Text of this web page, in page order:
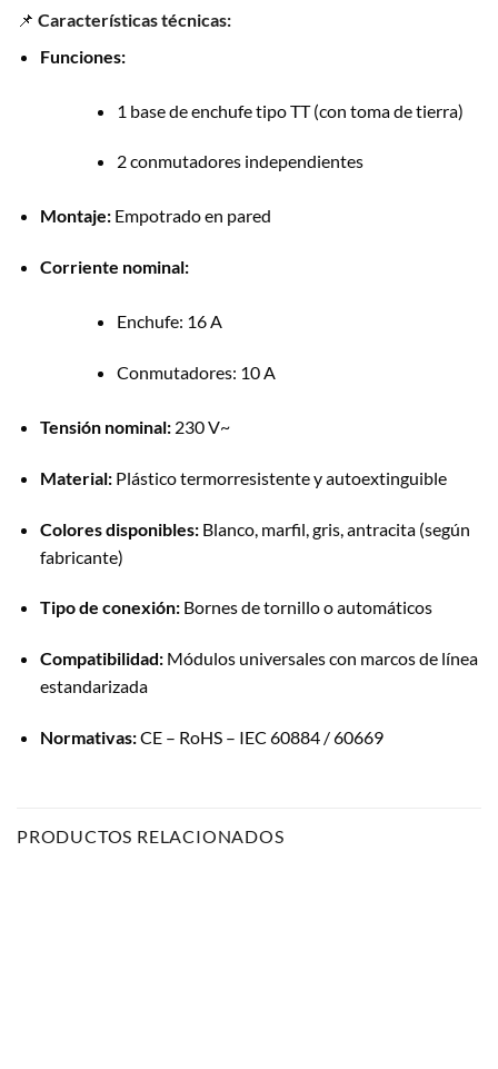
📌 Características técnicas:
Funciones:
1 base de enchufe tipo TT (con toma de tierra)
2 conmutadores independientes
Montaje:Empotrado en pared
Corriente nominal:
Enchufe: 16 A
Conmutadores: 10 A
Tensión nominal:230 V~
Material:Plástico termorresistente y autoextinguible
Colores disponibles:Blanco, marfil, gris, antracita (según
fabricante)
Tipo de conexión:Bornes de tornillo o automáticos
Compatibilidad:Módulos universales con marcos de línea
estandarizada
Normativas:CE – RoHS – IEC 60884 / 60669
PRODUCTOS RELACIONADOS